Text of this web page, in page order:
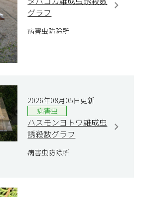
グラフ
病害虫防除所
2026年08月05日更新
病害虫
ハスモンヨトウ雄成虫
誘殺数グラフ
病害虫防除所